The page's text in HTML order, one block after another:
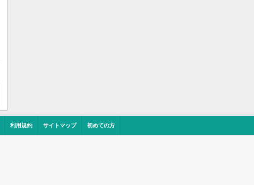
利用規約 サイトマップ 初めての方